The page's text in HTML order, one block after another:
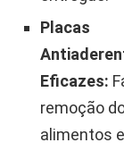
Placas
Eficazes:
remoção
alimentos